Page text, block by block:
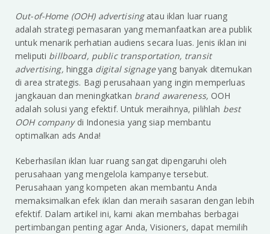
Out-of-Home (OOH) advertisingatau iklan luar ruang
adalah strategi pemasaran yang memanfaatkan area publik
untuk menarik perhatian audiens secara luas. Jenis iklan ini
meliputi billboard, public transportation, transit
advertising, hingga digital signageyang banyak ditemukan
di area strategis. Bagi perusahaan yang ingin memperluas
jangkauan dan meningkatkan brand awareness, OOH
adalah solusi yang efektif. Untuk meraihnya, pilihlah best
OOH company di Indonesia yang siap membantu
optimalkan ads Anda!
Keberhasilan iklan luar ruang sangat dipengaruhi oleh
perusahaan yang mengelola kampanye tersebut.
Perusahaan yang kompeten akan membantu Anda
memaksimalkan efek iklan dan meraih sasaran dengan lebih
efektif. Dalam artikel ini, kami akan membahas berbagai
pertimbangan penting agar Anda, Visioners, dapat memilih